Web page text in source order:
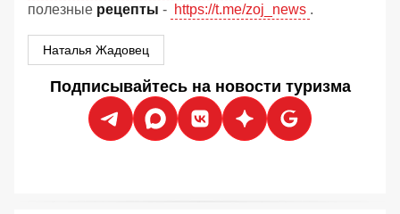
полезные рецепты - https://t.me/zoj_news .
Наталья Жадовец
Подписывайтесь на новости туризма